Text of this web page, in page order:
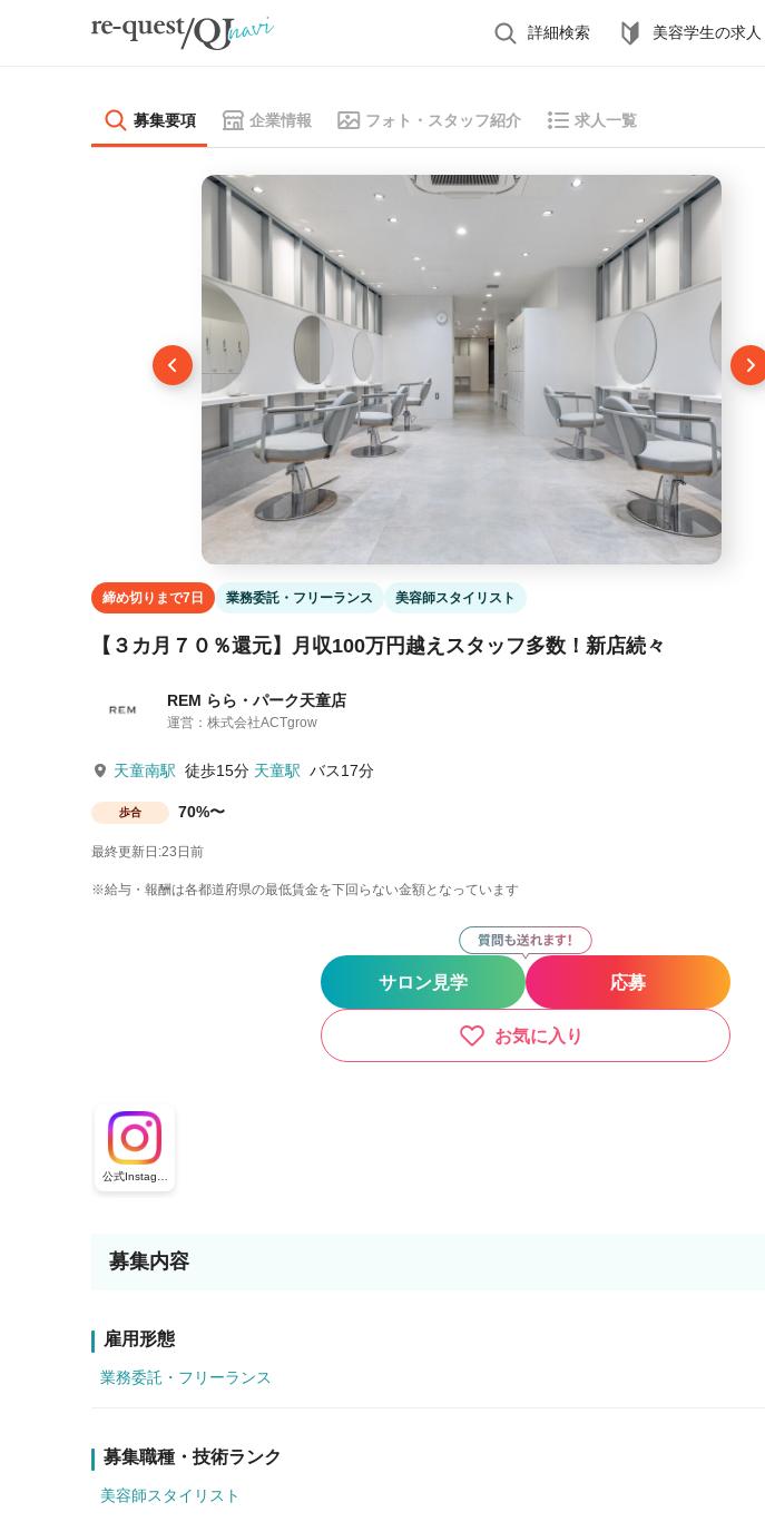
詳細検索 美容学生の求人
募集要項 企業情報 フォト・スタッフ紹介 求人一覧
締め切りまで7日 業務委託・フリーランス 美容師スタイリスト
【３カ月７０％還元】月収100万円越えスタッフ多数！新店続々
REM らら・パーク天童店
運営：株式会社ACTgrow
天童南駅 徒歩15分 天童駅 バス17分
歩合 70%〜
最終更新日:23日前
※給与・報酬は各都道府県の最低賃金を下回らない金額となっています
サロン見学 応募
お気に入り
公式Instagra
m
募集内容
雇用形態
業務委託・フリーランス
募集職種・技術ランク
美容師スタイリスト